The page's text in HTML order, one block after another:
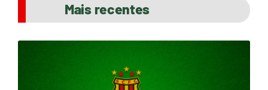
Mais recentes